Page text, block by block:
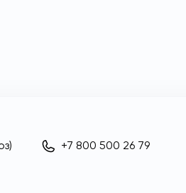
+7 800 500 26 79